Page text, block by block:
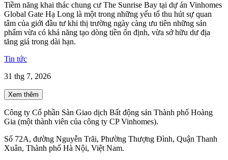
Tiềm năng khai thác chung cư The Sunrise Bay tại dự án Vinhomes
Global Gate Hạ Long là một trong những yếu tố thu hút sự quan
tâm của giới đầu tư khi thị trường ngày càng ưu tiên những sản
phẩm vừa có khả năng tạo dòng tiền ổn định, vừa sở hữu dư địa
tăng giá trong dài hạn.
Tin tức
31 thg 7, 2026
Xem thêm
Công ty Cổ phần Sàn Giao dịch Bất động sản Thành phố Hoàng
Gia (một thành viên của công ty CP Vinhomes).
Số 72A, đường Nguyễn Trãi, Phường Thượng Đình, Quận Thanh
Xuân, Thành phố Hà Nội, Việt Nam.